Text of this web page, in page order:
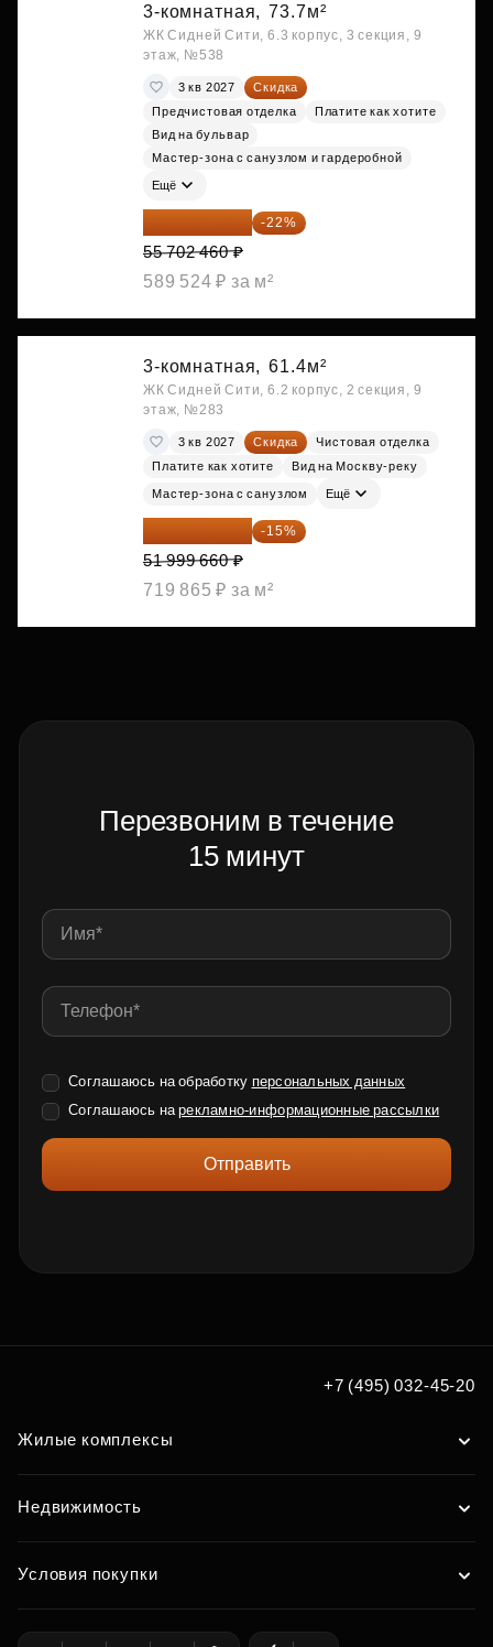
3-комнатная, 73.7м²
ЖК Сидней Сити, 6.3 корпус, 3 секция, 9
этаж, №538
3 кв 2027
Скидка
Предчистовая отделка
Платите как хотите
Вид на бульвар
Мастер-зона с санузлом и гардеробной
Ещё
43 447 919 ₽ -22%
55 702 460 ₽
589 524 ₽ за м²
3-комнатная, 61.4м²
ЖК Сидней Сити, 6.2 корпус, 2 секция, 9
этаж, №283
3 кв 2027 Скидка
Чистовая отделка
Платите как хотите
Вид на Москву-реку
Мастер-зона с санузлом Ещё
44 199 711 ₽ -15%
51 999 660 ₽
719 865 ₽ за м²
Перезвоним в течение
15 минут
Соглашаюсь на обработку персональных данных
Соглашаюсь нарекламно-информационные рассылки
Отправить
+7 (495) 032-45-20
Жилые комплексы
Недвижимость
Условия покупки